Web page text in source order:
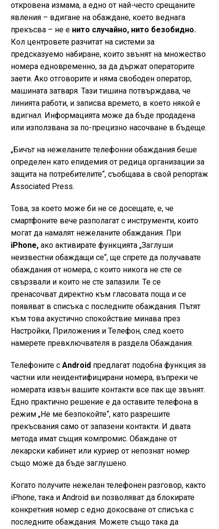
откровена измама, а едно от най-често срещаните
явления – вдигане на обаждане, което веднага
прекъсва – не е нито случайно, нито безобидно.
Кол центровете разчитат на системи за
предсказуемо набиране, които звънят на множество
номера едновременно, за да държат операторите
заети. Ако отговорите и няма свободен оператор,
машината затваря. Тази тишина потвърждава, че
линията работи, и записва времето, в което някой е
вдигнал. Информацията може да бъде продадена
или използвана за по-прецизно насочване в бъдеще.
„Бичът на нежеланите телефонни обаждания беше
определен като епидемия от редица организации за
защита на потребителите“, съобщава в свой репортаж
Associated Press.
Това, за което може би не се досещате, е, че
смартфоните вече разполагат с инструменти, които
могат да намалят нежеланите обаждания. При
iPhone,ако активирате функцията „Заглуши
неизвестни обаждащи се“, ще спрете да получавате
обаждания от номера, с които никога не сте се
свързвали и които не сте запазили. Те се
пренасочват директно към гласовата поща и се
появяват в списъка с последните обаждания. Пътят
към това акустично спокойствие минава през
Настройки, Приложения и Телефон, след което
намерете превключвателя в раздела Обаждания.
Телефоните с Androidпредлагат подобна функция за
частни или неидентифицирани номера, въпреки че
номерата извън вашите контакти все пак ще звънят.
Едно практично решение е да оставите телефона в
режим „Не ме безпокойте“, като разрешите
прекъсвания само от запазени контакти. И двата
метода имат същия компромис. Обаждане от
лекарски кабинет или куриер от непознат номер
също може да бъде заглушено.
Когато получите нежелан телефонен разговор, както
iPhone, така и Android ви позволяват да блокирате
конкретния номер с едно докосване от списъка с
последните обаждания. Можете също така да